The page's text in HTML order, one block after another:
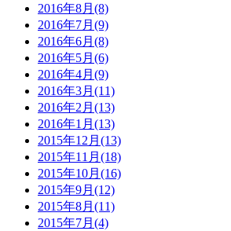
2016年8月(8)
2016年7月(9)
2016年6月(8)
2016年5月(6)
2016年4月(9)
2016年3月(11)
2016年2月(13)
2016年1月(13)
2015年12月(13)
2015年11月(18)
2015年10月(16)
2015年9月(12)
2015年8月(11)
2015年7月(4)